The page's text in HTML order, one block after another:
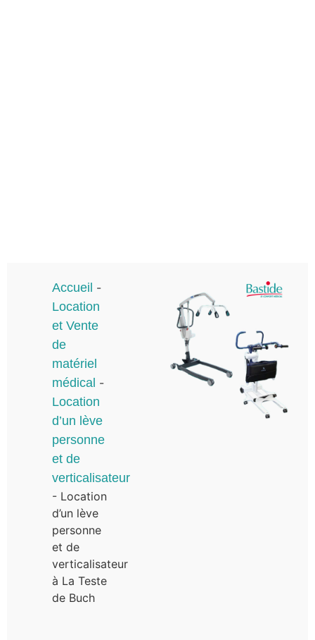
Accueil -
Location
et Vente
de
matériel
médical -
Location
d’un lève
personne
et de
verticalisateur
- Location
d’un lève
personne
et de
verticalisateur
à La Teste
de Buch